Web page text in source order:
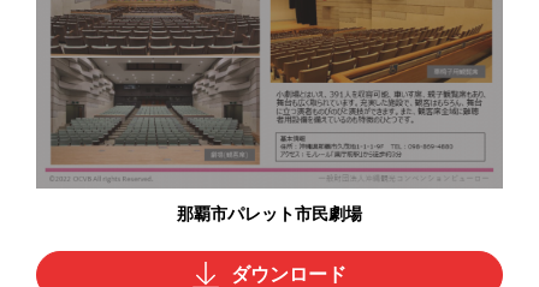
那覇市パレット市民劇場
ダウンロード